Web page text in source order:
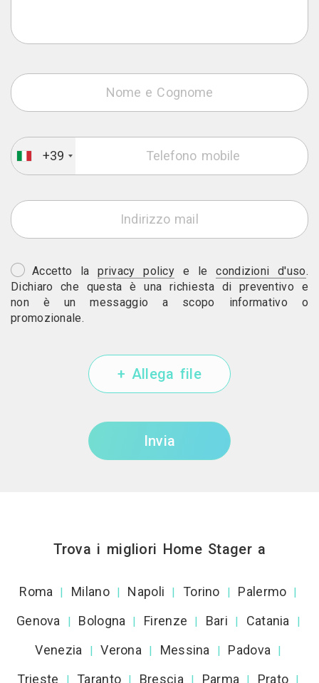
+39
Accetto laprivacy policy e lecondizioni d'uso.
Dichiaro che questa è una richiesta di preventivo e
non è un messaggio a scopo informativo o
promozionale.
+ Allega file
Invia
Trova i migliori Home Stager a
Roma | Milano | Napoli | Torino | Palermo |
Genova | Bologna | Firenze | Bari | Catania |
Venezia | Verona | Messina | Padova |
Trieste | Taranto | Brescia | Parma | Prato |